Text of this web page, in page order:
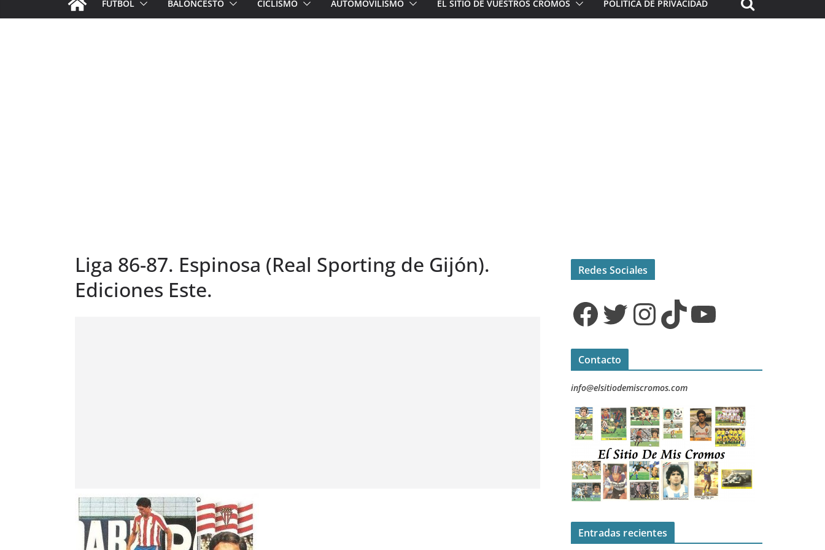
FÚTBOL BALONCESTO CICLISMO AUTOMOVILISMO EL SITIO DE VUESTROS CROMOS POLÍTICA DE PRIVACIDAD
Liga 86-87. Espinosa (Real Sporting de Gijón).
Ediciones Este.
Redes Sociales
Facebook Twitter InstagramTikTok YouTube
Contacto
info@elsitiodemiscromos.com
Entradas recientes